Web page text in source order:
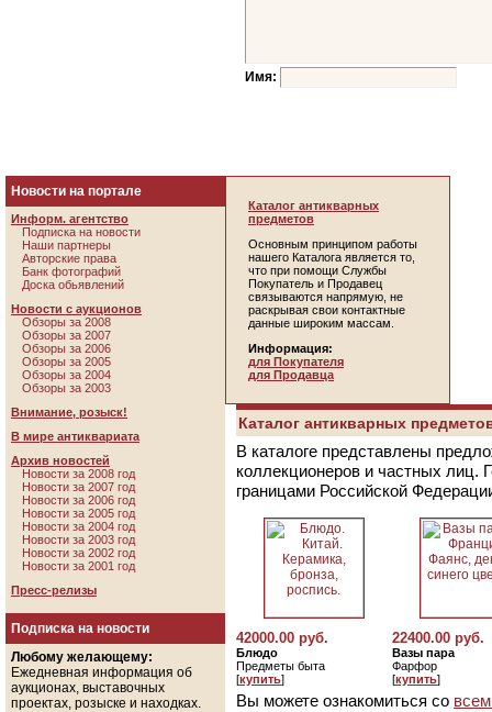
Имя:
Новости на портале
Информ. агентство
Подписка на новости
Наши партнеры
Авторские права
Банк фотографий
Доска обьявлений
Новости с аукционов
Обзоры за 2008
Обзоры за 2007
Обзоры за 2006
Обзоры за 2005
Обзоры за 2004
Обзоры за 2003
Внимание, розыск!
В мире антиквариата
Архив новостей
Новости за 2008 год
Новости за 2007 год
Новости за 2006 год
Новости за 2005 год
Новости за 2004 год
Новости за 2003 год
Новости за 2002 год
Новости за 2001 год
Пресс-релизы
Подписка на новости
Любому желающему:
Ежедневная информация об
аукционах, выставочных
проектах, розыске и находках.
Каталог антикварных
предметов
Основным принципом работы
нашего Каталога является то,
что при помощи Службы
Покупатель и Продавец
связываются напрямую, не
раскрывая свои контактные
данные широким массам.
Информация:
для Покупателя
для Продавца
Каталог антикварных
В каталоге представлены
коллекционеров и частных лиц.
границами Российской
42000.00 руб.
Блюдо
Предметы быта
[купить]
22400.00 руб.
Вазы пара
Фарфор
[купить]
Вы можете ознакомиться со